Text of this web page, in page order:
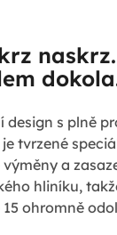
design s plně
je tvrzené
a
hliníku,
15 ohromně